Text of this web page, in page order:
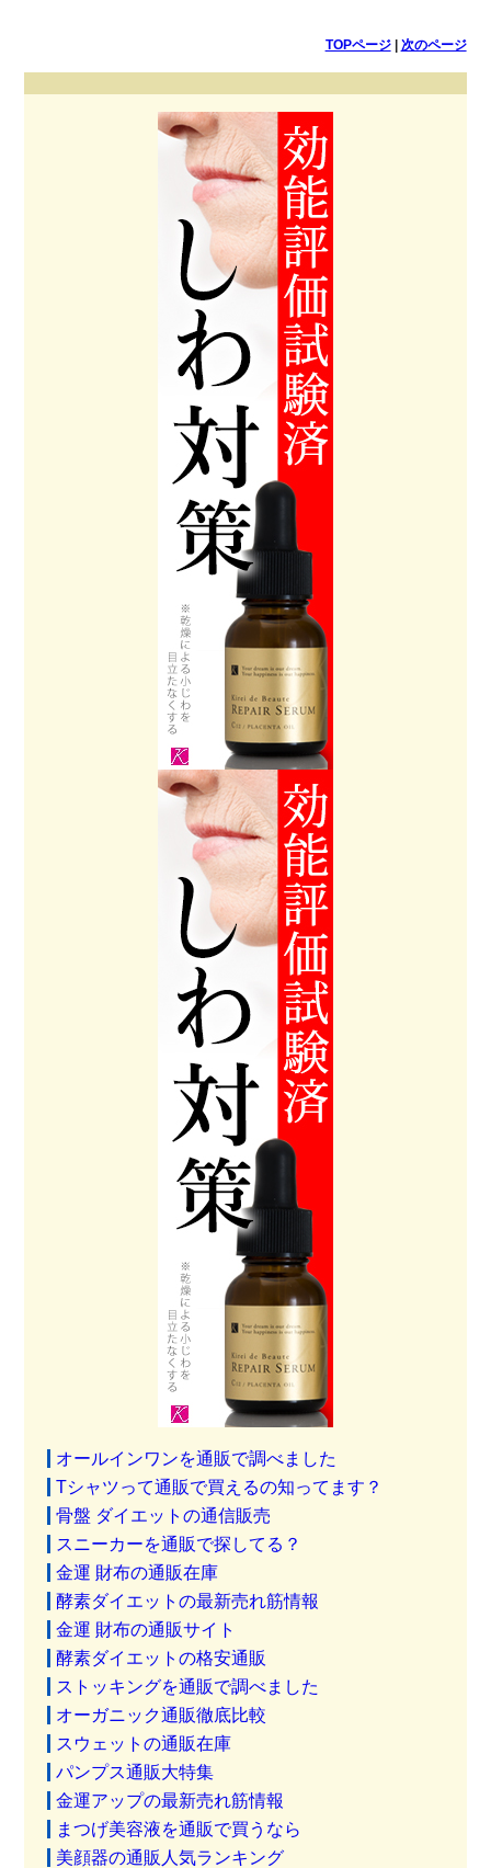
TOPページ| 次のページ
オールインワンを通販で調べました
Tシャツって通販で買えるの知ってます？
骨盤 ダイエットの通信販売
スニーカーを通販で探してる？
金運 財布の通販在庫
酵素ダイエットの最新売れ筋情報
金運 財布の通販サイト
酵素ダイエットの格安通販
ストッキングを通販で調べました
オーガニック通販徹底比較
スウェットの通販在庫
パンプス通販大特集
金運アップの最新売れ筋情報
まつげ美容液を通販で買うなら
美顔器の通販人気ランキング